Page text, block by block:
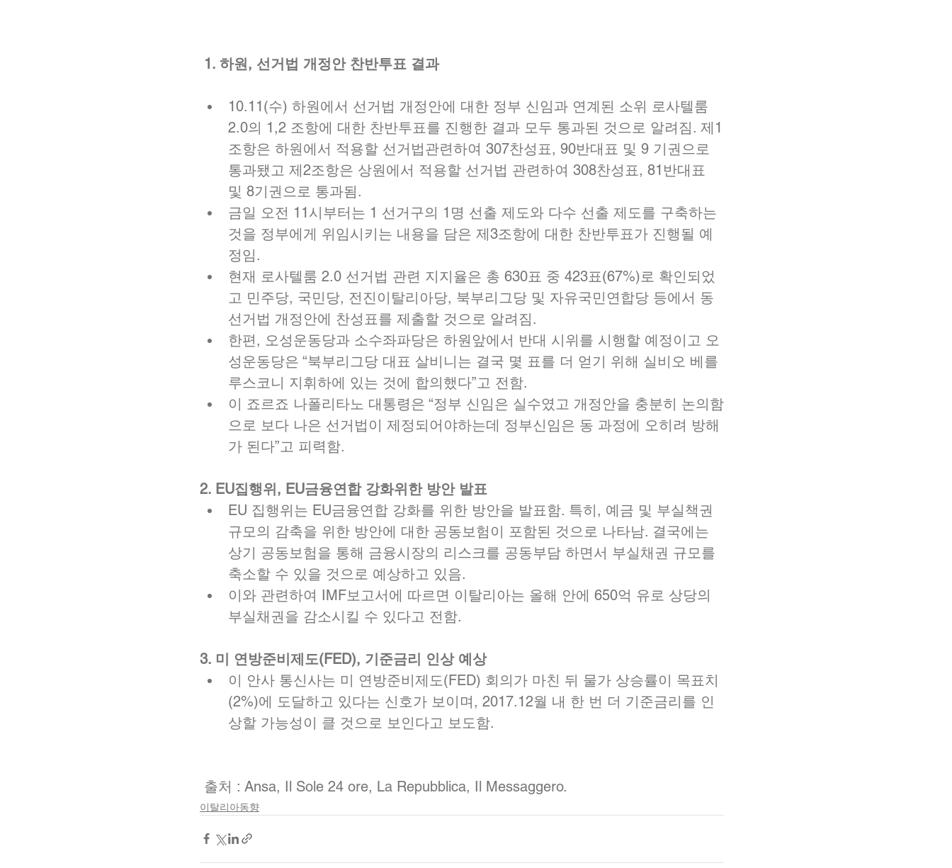
1. 하원, 선거법 개정안 찬반투표 결과
10.11(수) 하원에서 선거법 개정안에 대한 정부 신임과 연계된 소위 로사텔룸
2.0의 1,2 조항에 대한 찬반투표를 진행한 결과 모두 통과된 것으로 알려짐. 제1
조항은 하원에서 적용할 선거법관련하여 307찬성표, 90반대표 및 9 기권으로
통과됐고 제2조항은 상원에서 적용할 선거법 관련하여 308찬성표, 81반대표
및 8기권으로 통과됨.
금일 오전 11시부터는 1 선거구의 1명 선출 제도와 다수 선출 제도를 구축하는
것을 정부에게 위임시키는 내용을 담은 제3조항에 대한 찬반투표가 진행될 예
정임.
현재 로사텔룸 2.0 선거법 관련 지지율은 총 630표 중 423표(67%)로 확인되었
고 민주당, 국민당, 전진이탈리아당, 북부리그당 및 자유국민연합당 등에서 동
선거법 개정안에 찬성표를 제출할 것으로 알려짐.
한편, 오성운동당과 소수좌파당은 하원앞에서 반대 시위를 시행할 예정이고 오
성운동당은 “북부리그당 대표 살비니는 결국 몇 표를 더 얻기 위해 실비오 베를
루스코니 지휘하에 있는 것에 합의했다”고 전함.
이 죠르죠 나폴리타노 대통령은 “정부 신임은 실수였고 개정안을 충분히 논의함
으로 보다 나은 선거법이 제정되어야하는데 정부신임은 동 과정에 오히려 방해
가 된다”고 피력함.
2. EU집행위, EU금융연합 강화위한 방안 발표
EU 집행위는 EU금융연합 강화를 위한 방안을 발표함. 특히, 예금 및 부실책권
규모의 감축을 위한 방안에 대한 공동보험이 포함된 것으로 나타남. 결국에는
상기 공동보험을 통해 금융시장의 리스크를 공동부담 하면서 부실채권 규모를
축소할 수 있을 것으로 예상하고 있음.
이와 관련하여 IMF보고서에 따르면 이탈리아는 올해 안에 650억 유로 상당의
부실채권을 감소시킬 수 있다고 전함.
3. 미 연방준비제도(FED), 기준금리 인상 예상
이 안사 통신사는 미 연방준비제도(FED) 회의가 마친 뒤 물가 상승률이 목표치
(2%)에 도달하고 있다는 신호가 보이며, 2017.12월 내 한 번 더 기준금리를 인
상할 가능성이 클 것으로 보인다고 보도함.
출처 : Ansa, Il Sole 24 ore, La Repubblica, Il Messaggero.
이탈리아동향